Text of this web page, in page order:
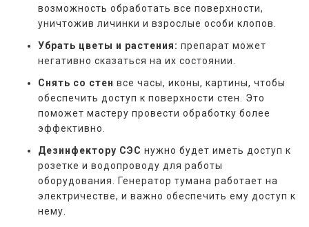
возможность обработать все поверхности,
уничтожив личинки и взрослые особи клопов.
Убрать цветы и растения: препарат может
негативно сказаться на их состоянии.
Снять со стен все часы, иконы, картины, чтобы
обеспечить доступ к поверхности стен. Это
поможет мастеру провести обработку более
эффективно.
Дезинфектору СЭС нужно будет иметь доступ к
розетке и водопроводу для работы
оборудования. Генератор тумана работает на
электричестве, и важно обеспечить ему доступ к
нему.